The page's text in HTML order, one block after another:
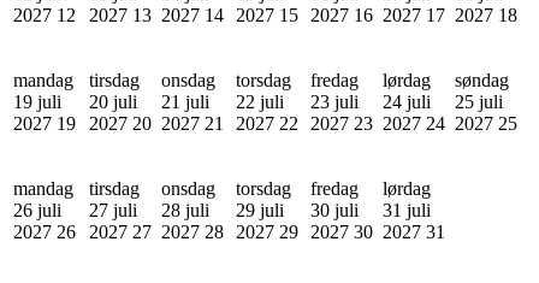
2027 12
2027 13 2027 14
2027 15
2027 16 2027 17 2027 18
mandag
19 juli
2027 19
tirsdag
20 juli
2027 20
onsdag
21 juli
2027 21
torsdag
22 juli
2027 22
fredag
23 juli
2027 23
lørdag
24 juli
2027 24
søndag
25 juli
2027 25
mandag
26 juli
2027 26
tirsdag
27 juli
2027 27
onsdag
28 juli
2027 28
torsdag
29 juli
2027 29
fredag
30 juli
2027 30
lørdag
31 juli
2027 31